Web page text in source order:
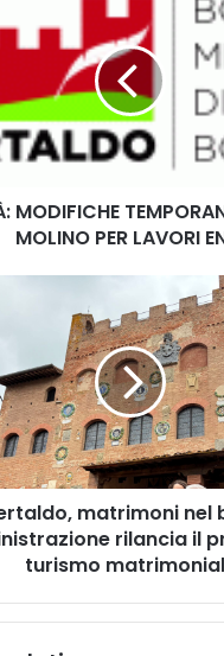
MODIFICHE
MOLINO PER LAVORI
matrimoni nel
rilancia il
turismo